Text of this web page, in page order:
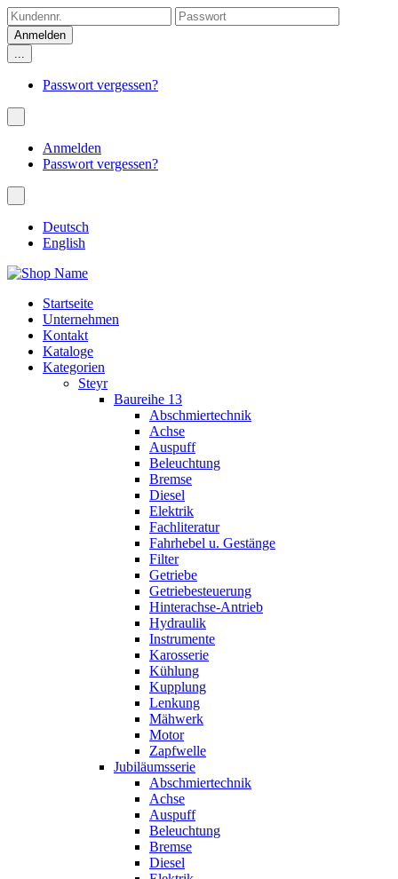
...
Passwort vergessen?
Anmelden
Passwort vergessen?
Deutsch
English
Startseite
Unternehmen
Kontakt
Kataloge
Kategorien
Steyr
Baureihe 13
Abschmiertechnik
Achse
Auspuff
Beleuchtung
Bremse
Diesel
Elektrik
Fachliteratur
Fahrhebel u. Gestänge
Filter
Getriebe
Getriebesteuerung
Hinterachse-Antrieb
Hydraulik
Instrumente
Karosserie
Kühlung
Kupplung
Lenkung
Mähwerk
Motor
Zapfwelle
Jubiläumsserie
Abschmiertechnik
Achse
Auspuff
Beleuchtung
Bremse
Diesel